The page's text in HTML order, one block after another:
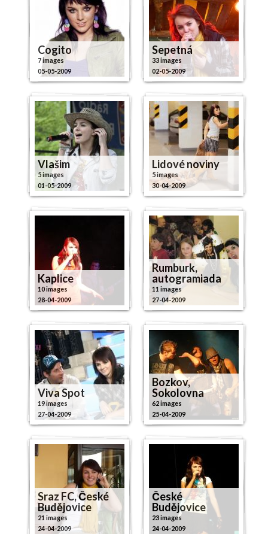
Cogito
7 images
05-05-2009
Sepetná
33 images
02-05-2009
Vlašim
5 images
01-05-2009
Lidové noviny
5 images
30-04-2009
Kaplice
10 images
28-04-2009
Rumburk,
autogramiada
11 images
27-04-2009
Viva Spot
19 images
27-04-2009
Bozkov,
Sokolovna
62 images
25-04-2009
Sraz FC, České
Budějovice
21 images
24-04-2009
České
Budějovice
23 images
24-04-2009